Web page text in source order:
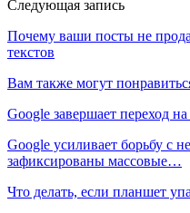
Следующая запись
Почему ваши посты не
текстов
Вам также могут
Google завершает переход
Google усиливает борьбу с
зафиксированы массовые…
Что делать, если планшет